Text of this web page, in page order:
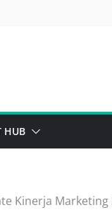
HUB
Kinerja Marketing